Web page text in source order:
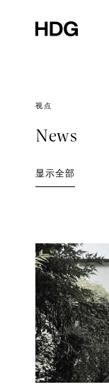
视点
News
显示全部